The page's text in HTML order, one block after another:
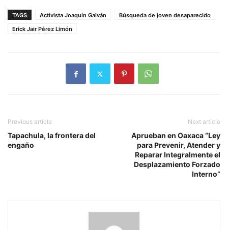
TAGS Activista Joaquín Galván
Búsqueda de joven desaparecido
Erick Jair Pérez Limón
Previous article
Tapachula, la frontera del
engaño
Next article
Aprueban en Oaxaca “Ley
para Prevenir, Atender y
Reparar Integralmente el
Desplazamiento Forzado
Interno”